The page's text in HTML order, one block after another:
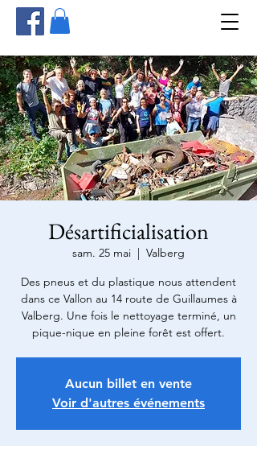
Désartificialisation
sam. 25 mai
  |
Valberg
Des pneus et du plastique nous attendent
dans ce Vallon au 14 route de Guillaumes à
Valberg. Une fois le nettoyage terminé, un
pique-nique en pleine forêt est offert.
Aucun billet en vente
Voir d'autres événements